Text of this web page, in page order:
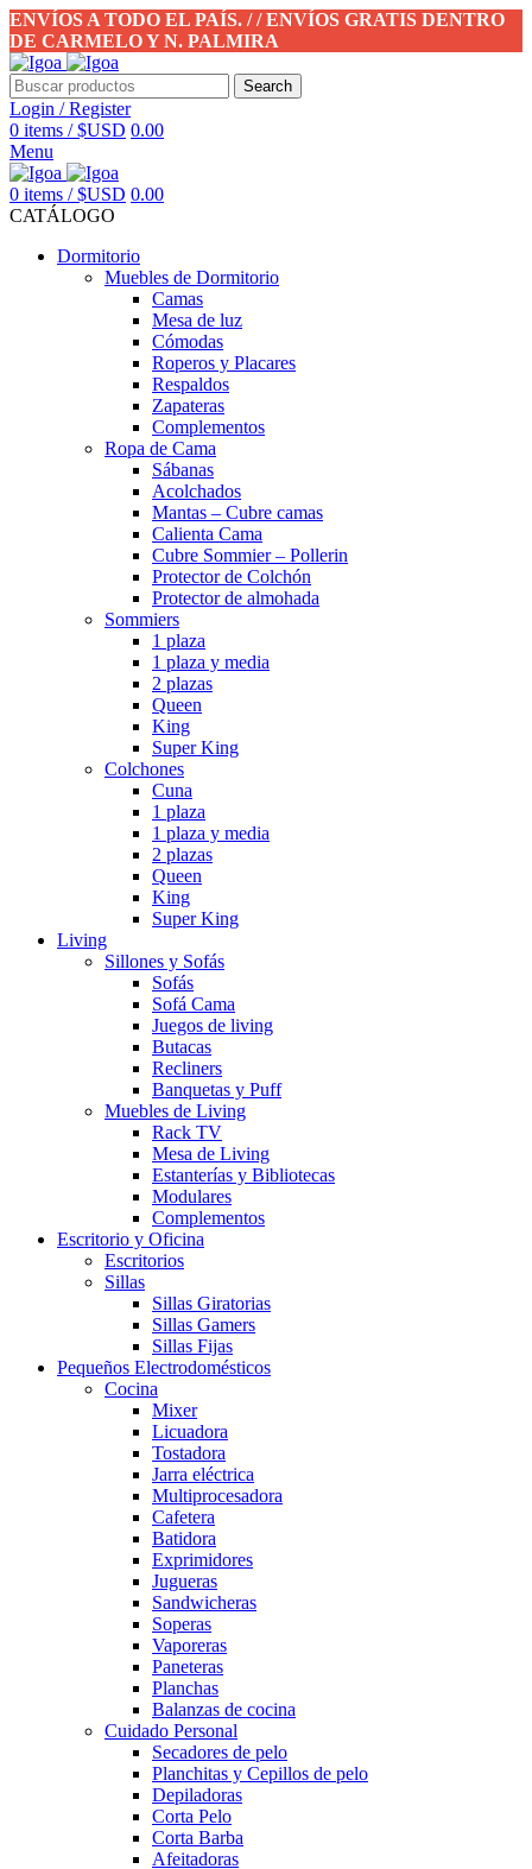
ENVÍOS A TODO EL PAÍS. / / ENVÍOS GRATIS DENTRO
DE CARMELO Y N. PALMIRA
Search
Login / Register
0 items / $USD 0.00
Menu
0 items / $USD 0.00
CATÁLOGO
Dormitorio
Muebles de Dormitorio
Camas
Mesa de luz
Cómodas
Roperos y Placares
Respaldos
Zapateras
Complementos
Ropa de Cama
Sábanas
Acolchados
Mantas – Cubre camas
Calienta Cama
Cubre Sommier – Pollerin
Protector de Colchón
Protector de almohada
Sommiers
1 plaza
1 plaza y media
2 plazas
Queen
King
Super King
Colchones
Cuna
1 plaza
1 plaza y media
2 plazas
Queen
King
Super King
Living
Sillones y Sofás
Sofás
Sofá Cama
Juegos de living
Butacas
Recliners
Banquetas y Puff
Muebles de Living
Rack TV
Mesa de Living
Estanterías y Bibliotecas
Modulares
Complementos
Escritorio y Oficina
Escritorios
Sillas
Sillas Giratorias
Sillas Gamers
Sillas Fijas
Pequeños Electrodomésticos
Cocina
Mixer
Licuadora
Tostadora
Jarra eléctrica
Multiprocesadora
Cafetera
Batidora
Exprimidores
Jugueras
Sandwicheras
Soperas
Vaporeras
Paneteras
Planchas
Balanzas de cocina
Cuidado Personal
Secadores de pelo
Planchitas y Cepillos de pelo
Depiladoras
Corta Pelo
Corta Barba
Afeitadoras